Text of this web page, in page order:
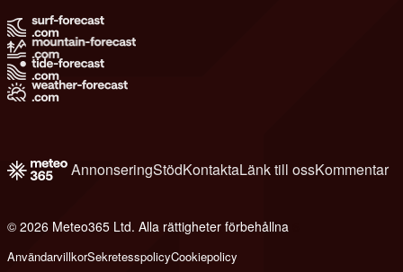
AnnonseringStödKontaktaLänk till ossKommentar
© 2026 Meteo365 Ltd. Alla rättigheter förbehållna
AnvändarvillkorSekretesspolicyCookiepolicy